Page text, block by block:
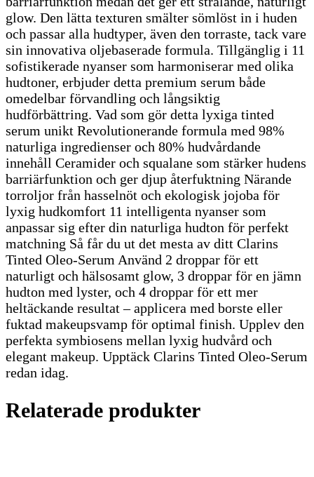
glow. Den lätta texturen smälter sömlöst in i huden
och passar alla hudtyper, även den torraste, tack vare
sin innovativa oljebaserade formula. Tillgänglig i 11
sofistikerade nyanser som harmoniserar med olika
hudtoner, erbjuder detta premium serum både
omedelbar förvandling och långsiktig
hudförbättring. Vad som gör detta lyxiga tinted
serum unikt Revolutionerande formula med 98%
naturliga ingredienser och 80% hudvårdande
innehåll Ceramider och squalane som stärker hudens
barriärfunktion och ger djup återfuktning Närande
torroljor från hasselnöt och ekologisk jojoba för
lyxig hudkomfort 11 intelligenta nyanser som
anpassar sig efter din naturliga hudton för perfekt
matchning Så får du ut det mesta av ditt Clarins
Tinted Oleo-Serum Använd 2 droppar för ett
naturligt och hälsosamt glow, 3 droppar för en jämn
hudton med lyster, och 4 droppar för ett mer
heltäckande resultat – applicera med borste eller
fuktad makeupsvamp för optimal finish. Upplev den
perfekta symbiosens mellan lyxig hudvård och
elegant makeup. Upptäck Clarins Tinted Oleo-Serum
redan idag.
Relaterade produkter